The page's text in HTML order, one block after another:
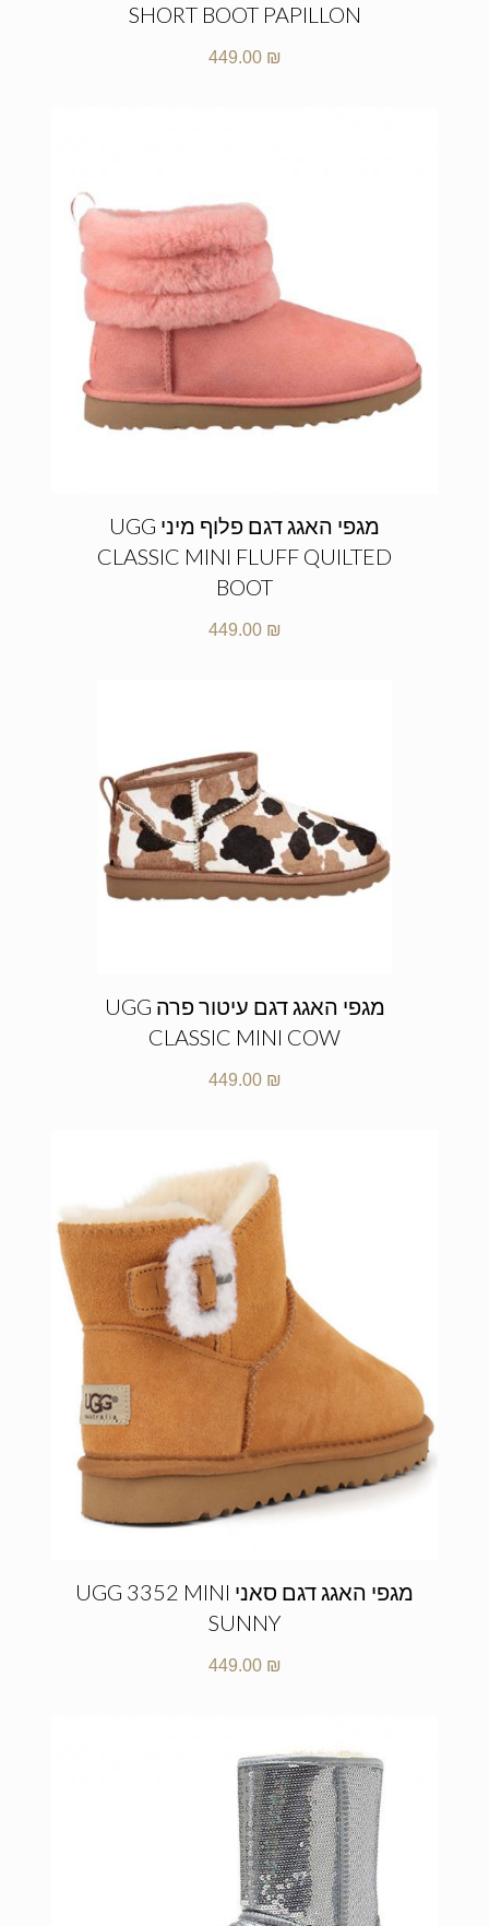
SHORT BOOT PAPILLON
449.00 ₪
מגפי האגג דגם פלוף מיני UGG
CLASSIC MINI FLUFF QUILTED
BOOT
449.00 ₪
מגפי האגג דגם עיטור פרה UGG
CLASSIC MINI COW
449.00 ₪
מגפי האגג דגם סאני UGG 3352 MINI
SUNNY
449.00 ₪